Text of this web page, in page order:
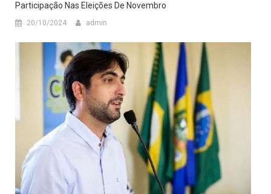
Participação Nas Eleições De Novembro
20/10/2024 admin